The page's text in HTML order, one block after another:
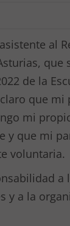
al
que
de la
que mi
mi
y que mi
voluntaria.
a
y a la